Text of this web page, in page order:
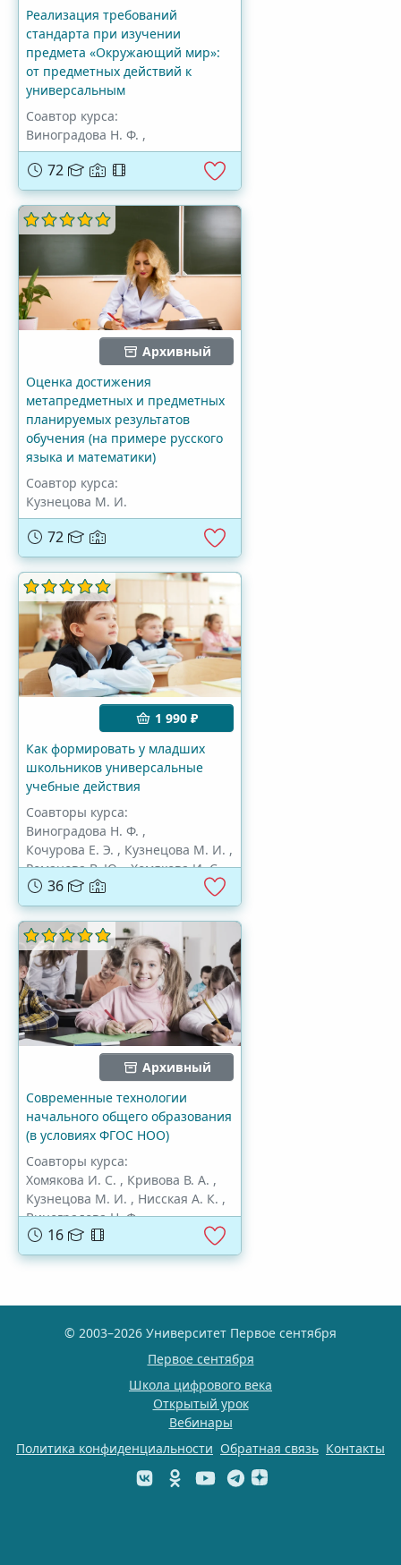
Реализация требований
стандарта при изучении
предмета «Окружающий мир»:
от предметных действий к
универсальным
Соавтор курса:
Виноградова Н. Ф. ,
72
Архивный
Оценка достижения
метапредметных и предметных
планируемых результатов
обучения (на примере русского
языка и математики)
Соавтор курса:
Кузнецова М. И.
72
1 990 ₽
Как формировать у младших
школьников универсальные
учебные действия
Соавторы курса:
Виноградова Н. Ф. ,
Кочурова Е. Э. , Кузнецова М. И. ,
Романова В. Ю.,Хомякова И. С.
36
Архивный
Современные технологии
начального общего образования
(в условиях ФГОС НОО)
Соавторы курса:
Хомякова И. С. , Кривова В. А. ,
Кузнецова М. И. , Нисская А. К. ,
Виноградова Н. Ф.
16
© 2003–2026 Университет Первое сентября
Первое сентября
Школа цифрового века
Открытый урок
Вебинары
Политика конфиденциальности Обратная связь Контакты